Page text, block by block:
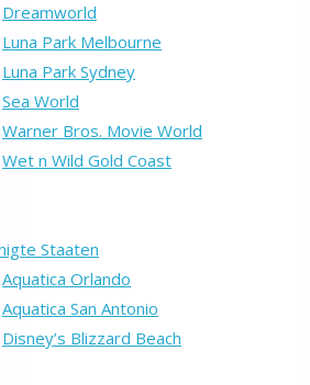
Dreamworld
Luna Park Melbourne
Luna Park Sydney
Sea World
Warner Bros. Movie World
Wet n Wild Gold Coast
Staaten
Aquatica Orlando
Aquatica San Antonio
Disney’s Blizzard Beach